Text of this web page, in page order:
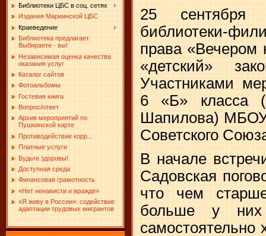
Библиотеки ЦБС в соц. сетях
Издания Мариинской ЦБС
Краеведение
Библиотека предлагает.
Выбираете - вы!
Независимая оценка качества
оказания услуг
Каталог сайтов
Фотоальбомы
Гостевая книга
Вопрос/ответ
Архив мероприятий по
Пушкинской карте
Противодействие корр...
Платные услуги
Будьте здоровы!
Доступная среда
Финансовая грамотность
«Нет ненависти и вражде»
«Я живу в России»: содействие
адаптации трудовых мигрантов
25 сентября
библиотеки-
права «Вечером
«детский»
Участниками
6 «Б» класса
Шапилова)
Советского
В начале
Садовская
что чем
больше у них
самостоятельно